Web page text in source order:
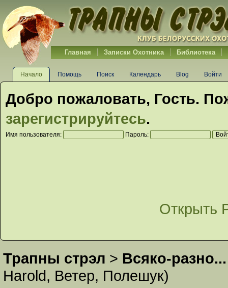
Главная Записки Охотника Библиотека
Начало Помощь Поиск Календарь Blog Войти
Добро пожаловать, Гость.
зарегистрируйтесь.
Имя пользователя: Пароль:
Открыть
Трапны стрэл > Всяко-разно...
Harold, Ветер, Полешук)